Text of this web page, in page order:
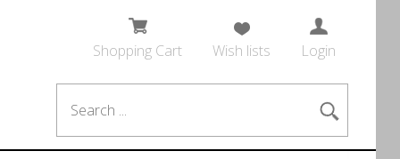
Shopping Cart Wish lists Login